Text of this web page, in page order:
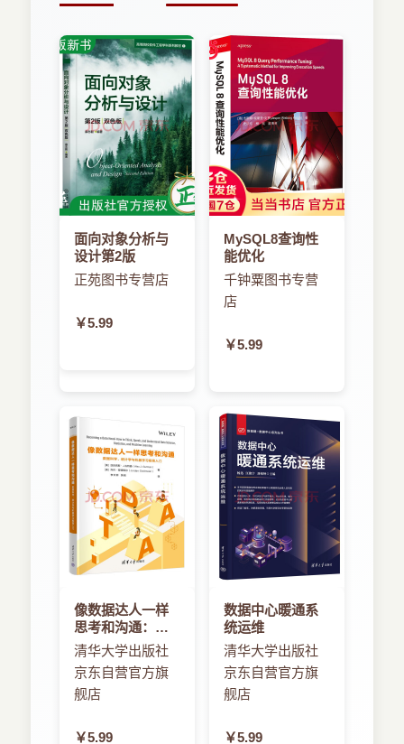
面向对象分析与
设计第2版
正苑图书专营店
￥5.99
MySQL8查询性
能优化
千钟粟图书专营
店
￥5.99
像数据达人一样
思考和沟通：数
据科学、统计学
与机器学习极简
入门
清华大学出版社
京东自营官方旗
舰店
￥5.99
数据中心暖通系
统运维
清华大学出版社
京东自营官方旗
舰店
￥5.99